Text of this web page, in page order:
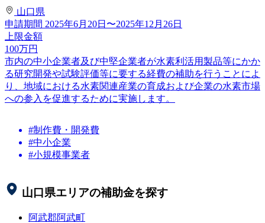
山口県
申請期間 2025年6月20日〜2025年12月26日
上限金額
100万円
市内の中小企業者及び中堅企業者が水素利活用製品等にかか
る研究開発や試験評価等に要する経費の補助を行うことによ
り、地域における水素関連産業の育成および企業の水素市場
への参入を促進するために実施します。
#制作費・開発費
#中小企業
#小規模事業者
山口県エリアの補助金を探す
阿武郡阿武町